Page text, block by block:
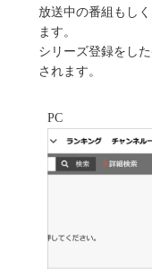
放送中の番組もし
ます。
シリーズ登録をし
されます。
PC